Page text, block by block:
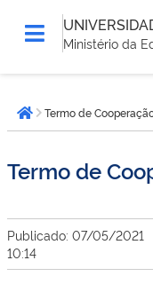
Ministério da
está
aqui:Página inicial
Termo de
Termo de
Publicado: 07/05/2021
10:14